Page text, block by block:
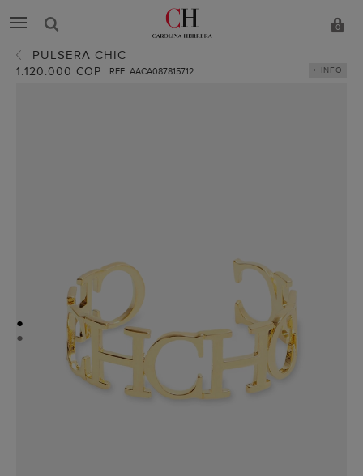
0
PULSERA CHIC
1.120.000 COP REF. AACA087815712 + INFO
●
●